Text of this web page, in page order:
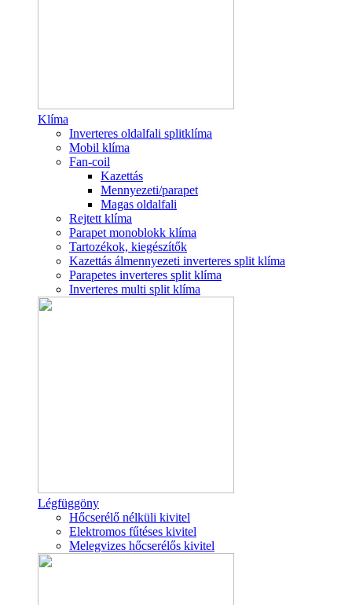
Klíma
Inverteres oldalfali splitklíma
Mobil klíma
Fan-coil
Kazettás
Mennyezeti/parapet
Magas oldalfali
Rejtett klíma
Parapet monoblokk klíma
Tartozékok, kiegészítők
Kazettás álmennyezeti inverteres split klíma
Parapetes inverteres split klíma
Inverteres multi split klíma
Légfüggöny
Hőcserélő nélküli kivitel
Elektromos fűtéses kivitel
Melegvizes hőcserélős kivitel